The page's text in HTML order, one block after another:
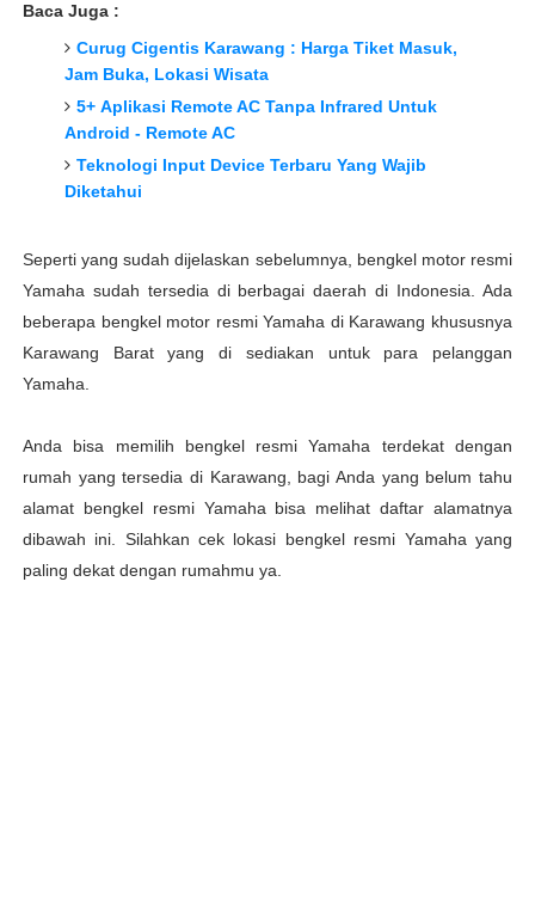
Baca Juga :
Curug Cigentis Karawang : Harga Tiket Masuk,
Jam Buka, Lokasi Wisata
5+ Aplikasi Remote AC Tanpa Infrared Untuk
Android - Remote AC
Teknologi Input Device Terbaru Yang Wajib
Diketahui
Seperti yang sudah dijelaskan sebelumnya, bengkel motor resmi
Yamaha sudah tersedia di berbagai daerah di Indonesia. Ada
beberapa bengkel motor resmi Yamaha di Karawang khususnya
Karawang Barat yang di sediakan untuk para pelanggan
Yamaha.
Anda bisa memilih bengkel resmi Yamaha terdekat dengan
rumah yang tersedia di Karawang, bagi Anda yang belum tahu
alamat bengkel resmi Yamaha bisa melihat daftar alamatnya
dibawah ini. Silahkan cek lokasi bengkel resmi Yamaha yang
paling dekat dengan rumahmu ya.